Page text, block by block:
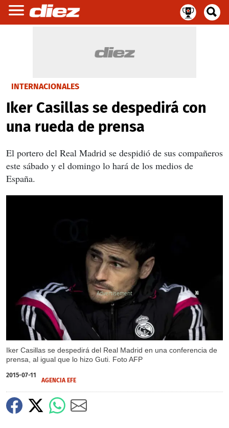
INTERNACIONALES
Iker Casillas se despedirá con
una rueda de prensa
El portero del Real Madrid se despidió de sus compañeros
este sábado y el domingo lo hará de los medios de
España.
Iker Casillas se despedirá del Real Madrid en una conferencia de
prensa, al igual que lo hizo Guti. Foto AFP
X
2015-07-11
AGENCIA EFE